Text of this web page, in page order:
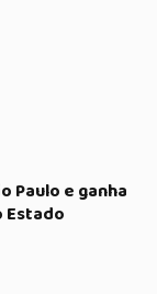
Paulo e ganha